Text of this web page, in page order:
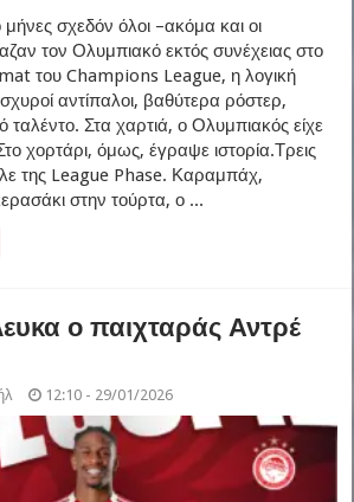
σχεδόν όλοι –ακόμα και οι
τον Ολυμπιακό εκτός συνέχειας στο
του Champions League, η λογική
αντίπαλοι, βαθύτερα ρόστερ,
ταλέντο. Στα χαρτιά, ο Ολυμπιακός είχε
χορτάρι, όμως, έγραψε ιστορία.Τρεις
της League Phase. Καραμπάχ,
στην τούρτα, ο ...
ο παιχταράς Αντρέ
12:10 - 29/01/2026